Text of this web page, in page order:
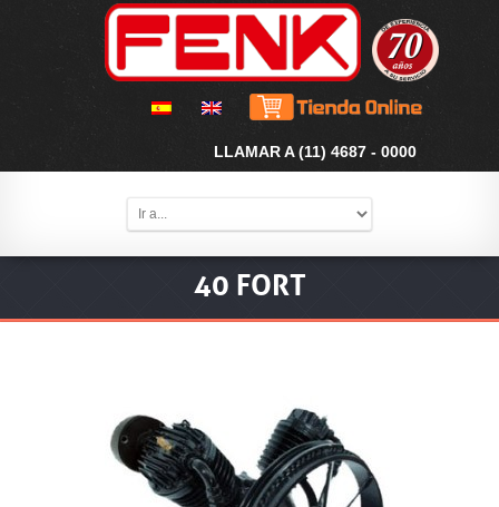
LLAMAR A (11) 4687 - 0000
40 FORT